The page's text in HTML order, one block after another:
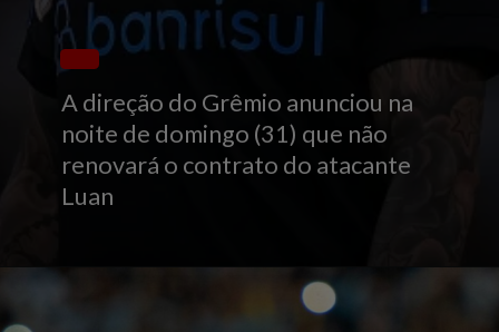
A direção do Grêmio anunciou na
noite de domingo (31) que não
renovará o contrato do atacante
Luan